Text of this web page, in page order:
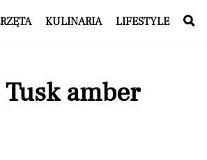
KULINARIA LIFESTYLE
amber